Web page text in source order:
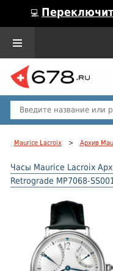
💻
Maurice Lacroix > Архив
Часы Maurice Lacroix
Retrograde MP7068-